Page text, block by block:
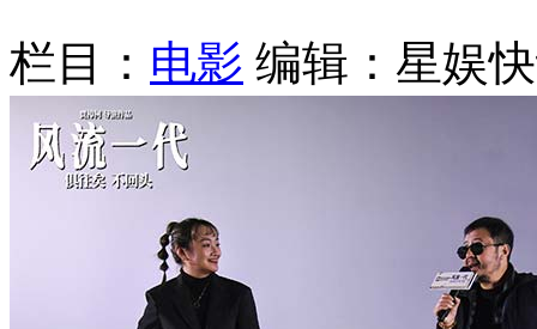
栏目： 电影 编辑：星娱